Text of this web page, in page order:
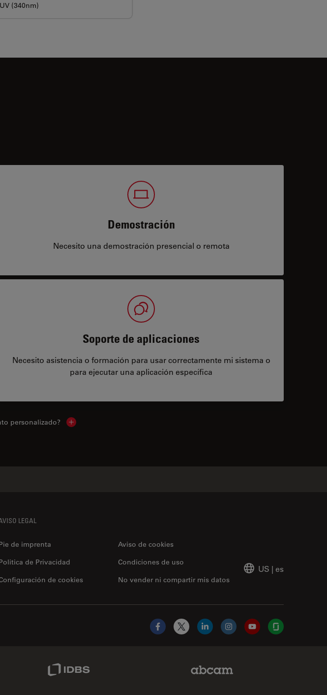
UV (340nm)
Demostración
Necesito una demostración presencial o remota
Soporte de aplicaciones
Necesito asistencia o formación para usar correctamente mi sistema o
para ejecutar una aplicación específica
personalizado? Show local contacts
LEGAL
de imprenta
Aviso de cookies
de Privacidad
No vender ni compartir mis datos
Condiciones de uso
de cookies
US | es
Facebook
X LinkedInInstagramYouTubeGlassdoor
IDBS Link